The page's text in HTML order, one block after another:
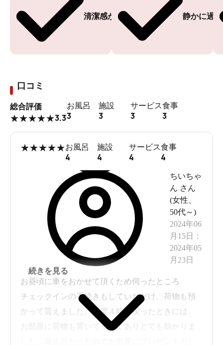
清潔感がある 静かに過
口コミ
総合評価
★★★★★3.3
お風呂
3
施設
3
サービス
3
食事
3
★★★★★お風呂
4
施設
4
サービス
4
食事
4
ちいちゃ
ん さん
(女性
50代～)
2024年06
月15日
：
2024年05
月23日
お昼頃に車をおかせて頂くため伺ったところ
チェックインの手続きもしていただけ、荷物も預
かって貰えました。再度４時に戻ったときには、
お部屋に荷物も置いてくれてありとても助かりま
続きを見る